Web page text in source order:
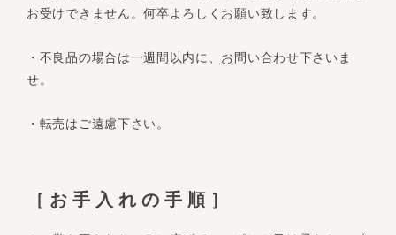
お受けできません。何卒よろしくお願い致します。
・不良品の場合は一週間以内に、お問い合わせ下さいま
せ。
・転売はご遠慮下さい。
［お手入れの手順］